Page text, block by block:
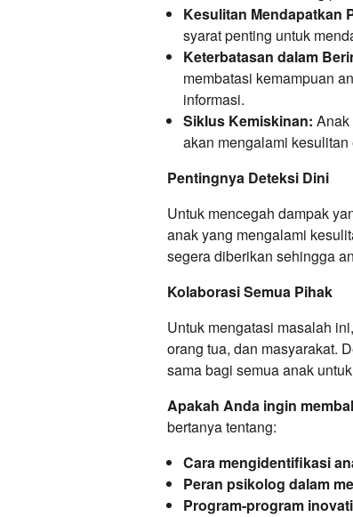
Kesulitan Mendapatkan
syarat penting untuk
Keterbatasan dalam
membatasi kemampuan
informasi.
Siklus Kemiskinan: Anak
akan mengalami
Pentingnya Deteksi Dini
Untuk mencegah dampak
anak yang mengalami
segera diberikan sehingga
Kolaborasi Semua Pihak
Untuk mengatasi masalah
orang tua, dan masyarakat.
sama bagi semua anak
Apakah Anda ingin
bertanya tentang:
Cara mengidentifikasi
Peran psikolog dalam
Program-program